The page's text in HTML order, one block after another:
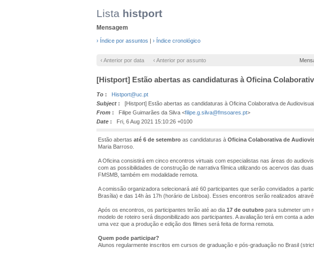
Lista histport
Mensagem
› Índice por assuntos | › Índice cronológico
‹ Anterior por data ‹ Anterior por assunto
[Histport] Estão abertas as candidaturas à Oficina
To :
Histport@uc.pt
Subject : [Histport] Estão abertas as candidaturas à Oficina Colaborativa de
From : Filipe Guimarães da Silva <filipe.g.silva@fmsoares.pt>
Date : Fri, 6 Aug 2021 15:10:26 +0100
Estão abertas até 6 de setembro as candidaturas à Oficina Colaborativa de
Maria Barroso.
A Oficina consistirá em cinco encontros virtuais com especialistas nas áreas do
com as possibilidades de construção de narrativa fílmica utilizando os acervos das
FMSMB, também em modalidade remota.
A comissão organizadora selecionará até 60 participantes que serão convidados a
Brasília) e das 14h às 17h (horário de Lisboa). Esses encontros serão realizados
Após os encontros, os participantes terão até ao dia 17 de outubro para submeter um
modelo de roteiro será disponibilizado aos participantes. A avaliação terá em conta a
uma vez que a produção e edição dos filmes será feita de forma remota.
Quem pode participar?
Alunos regularmente inscritos em cursos de graduação e pós-graduação no Brasil